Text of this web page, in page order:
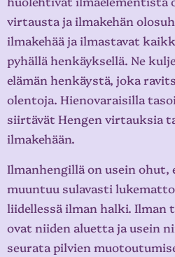
virtausta ja ilmakehän
ilmakehää ja ilmastavat
pyhällä henkäyksellä. Ne
elämän henkäystä, joka
olentoja. Hienovaraisilla
siirtävät Hengen virtauksia
ilmakehään.
Ilmanhengillä on usein ohut,
muuntuu sulavasti
liidellessä ilman halki.
ovat niiden aluetta ja usein
seurata pilvien